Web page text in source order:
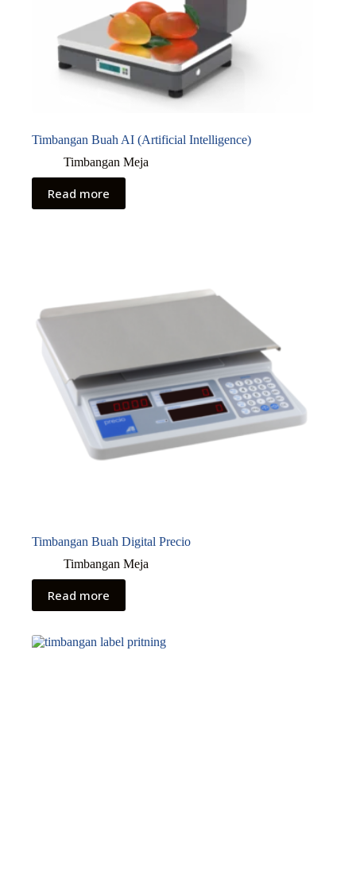
Timbangan Buah AI (Artificial Intelligence)
Timbangan Meja
Read more
Timbangan Buah Digital Precio
Timbangan Meja
Read more